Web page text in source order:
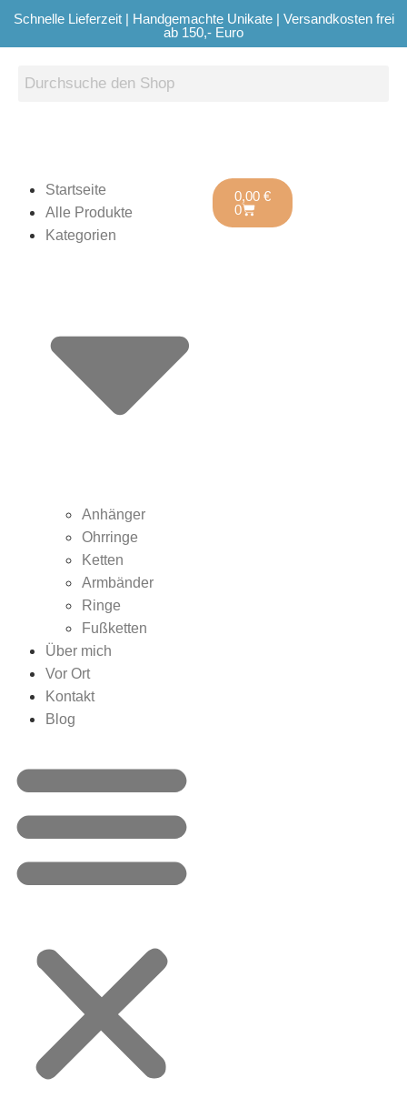
Schnelle Lieferzeit | Handgemachte Unikate | Versandkosten frei
ab 150,- Euro
Startseite
Alle Produkte
Kategorien
Anhänger
Ohrringe
Ketten
Armbänder
Ringe
Fußketten
Über mich
Vor Ort
Kontakt
Blog
0,00 €
0